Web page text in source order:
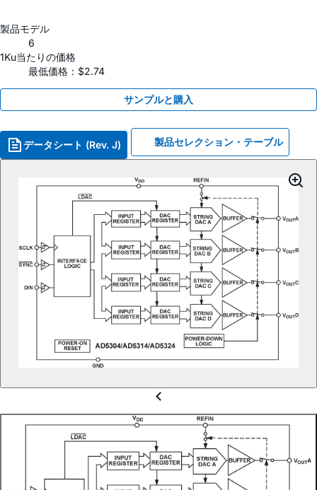
製品モデル
6
1Ku当たりの価格
最低価格：$2.74
サンプルと購入
データシート (Rev. J) 製品セレクション・テーブル